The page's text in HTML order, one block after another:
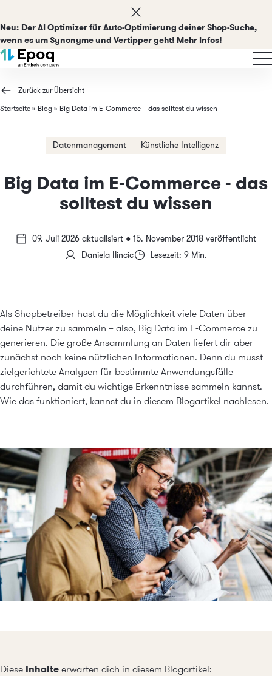
Neu: Der AI Optimizer für Auto-Optimierung deiner Shop-Suche,
wenn es um Synonyme und Vertipper geht! Mehr Infos!
Zurück zur Übersicht
Startseite » Blog » Big Data im E-Commerce – das solltest du wissen
Datenmanagement Künstliche Intelligenz
Big Data im E-Commerce - das
solltest du wissen
09. Juli 2026 aktualisiert ● 15. November 2018 veröffentlicht
Daniela Ilincic
Lesezeit: 9 Min.
Als Shopbetreiber hast du die Möglichkeit viele Daten über
deine Nutzer zu sammeln – also, Big Data im E-Commerce zu
generieren. Die große Ansammlung an Daten liefert dir aber
zunächst noch keine nützlichen Informationen. Denn du musst
zielgerichtete Analysen für bestimmte Anwendungsfälle
durchführen, damit du wichtige Erkenntnisse sammeln kannst.
Wie das funktioniert, kannst du in diesem Blogartikel nachlesen.
Diese Inhalte erwarten dich in diesem Blogartikel: